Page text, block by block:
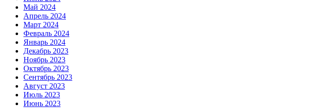
Май 2024
Апрель 2024
Март 2024
Февраль 2024
Январь 2024
Декабрь 2023
Ноябрь 2023
Октябрь 2023
Сентябрь 2023
Август 2023
Июль 2023
Июнь 2023